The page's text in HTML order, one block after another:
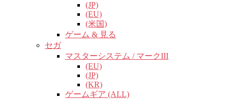
(JP)
(EU)
(米国)
ゲーム & 見る
セガ
マスターシステム / マークIII
(EU)
(JP)
(KR)
ゲームギア (ALL)